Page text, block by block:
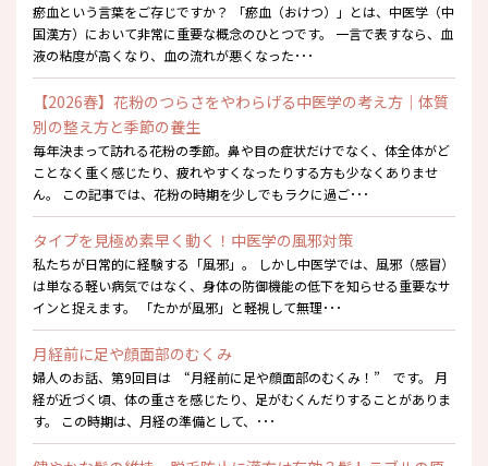
瘀血という言葉をご存じですか？ 「瘀血（おけつ）」とは、中医学（中
国漢方）において非常に重要な概念のひとつです。 一言で表すなら、血
液の粘度が高くなり、血の流れが悪くなった･･･
【2026春】花粉のつらさをやわらげる中医学の考え方｜体質
別の整え方と季節の養生
毎年決まって訪れる花粉の季節。鼻や目の症状だけでなく、体全体がど
ことなく重く感じたり、疲れやすくなったりする方も少なくありませ
ん。 この記事では、花粉の時期を少しでもラクに過ご･･･
タイプを見極め素早く動く！中医学の風邪対策
私たちが日常的に経験する「風邪」。 しかし中医学では、風邪（感冒）
は単なる軽い病気ではなく、身体の防御機能の低下を知らせる重要なサ
インと捉えます。 「たかが風邪」と軽視して無理･･･
月経前に足や顔面部のむくみ
婦人のお話、第9回目は “月経前に足や顔面部のむくみ！” です。 月
経が近づく頃、体の重さを感じたり、足がむくんだりすることがありま
す。 この時期は、月経の準備として、･･･